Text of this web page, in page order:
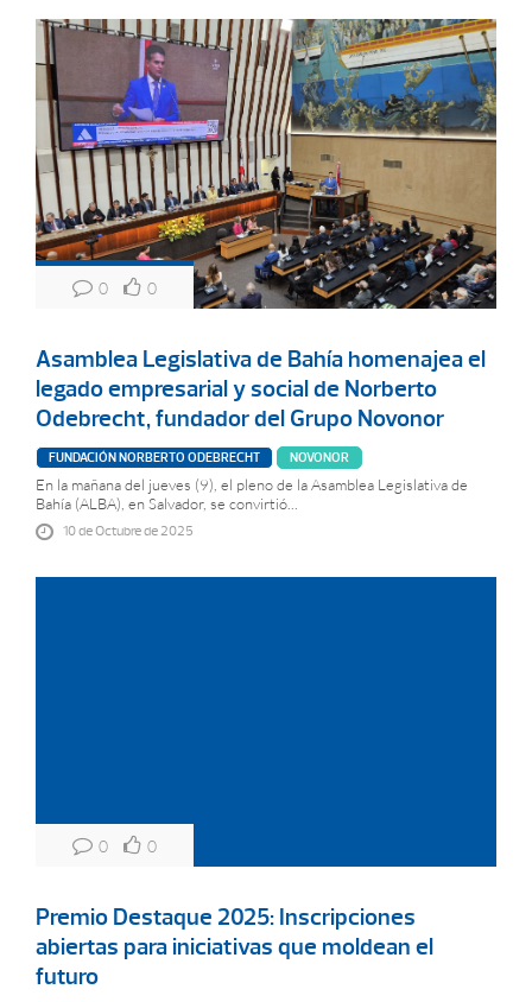
0 0
Asamblea Legislativa de Bahía homenajea el
legado empresarial y social de Norberto
Odebrecht, fundador del Grupo Novonor
FUNDACIÓN NORBERTO ODEBRECHT NOVONOR
En la mañana del jueves (9), el pleno de la Asamblea Legislativa de
Bahía (ALBA), en Salvador, se convirtió...
10 de Octubre de 2025
0 0
Premio Destaque 2025: Inscripciones
abiertas para iniciativas que moldean el
futuro